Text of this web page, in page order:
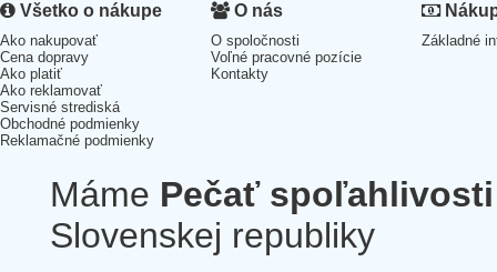
Všetko o nákupe
Ako nakupovať
Cena dopravy
Ako platiť
Ako reklamovať
Servisné strediská
Obchodné podmienky
Reklamačné podmienky
O nás
O spoločnosti
Voľné pracovné pozície
Kontakty
Základné
Máme Pečať spoľahlivosti
Slovenskej republiky